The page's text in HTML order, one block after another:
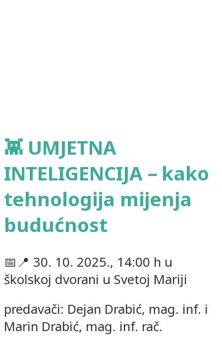
👾 UMJETNA
INTELIGENCIJA –kako
tehnologija mijenja
budućnost
📅📍 30. 10. 2025., 14:00 h u
školskoj dvorani u Svetoj Mariji
predavači: Dejan Drabić, mag. inf. i
Marin Drabić, mag. inf. rač.